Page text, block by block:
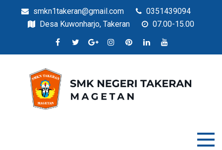
smkn1takeran@gmail.com
0351439094
Desa Kuwonharjo, Takeran
07.00-15.00
Situs Resmi SMKN Takeran